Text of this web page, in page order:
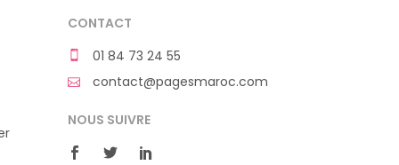
CONTACT
01 84 73 24 55
contact@pagesmaroc.com
NOUS SUIVRE